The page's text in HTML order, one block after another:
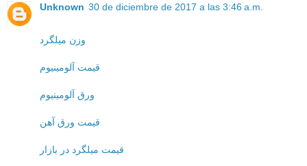
Unknown 30 de diciembre de 2017 a las 3:46 a.m.
وزن میلگرد
قیمت آلومینیوم
ورق آلومینیوم
قیمت ورق آهن
قیمت میلگرد در بازار